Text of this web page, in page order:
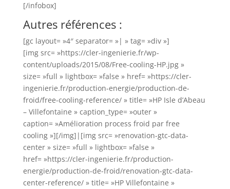
[/infobox]
Autres références :
[gc layout= »4″ separator= »| » tag= »div »]
[img src= »https://cler-ingenierie.fr/wp-
content/uploads/2015/08/Free-cooling-HP.jpg »
size= »full » lightbox= »false » href= »https://cler-
ingenierie.fr/production-energie/production-de-
froid/free-cooling-reference/ » title= »HP Isle d’Abeau
– Villefontaine » caption_type= »outer »
caption= »Amélioration process froid par free
cooling »][/img]|[img src= »renovation-gtc-data-
center » size= »full » lightbox= »false »
href= »https://cler-ingenierie.fr/production-
energie/production-de-froid/renovation-gtc-data-
center-reference/ » title= »HP Villefontaine »